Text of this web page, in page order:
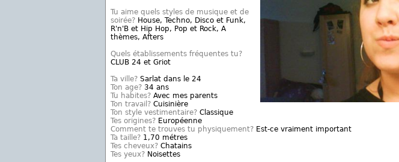
Tu aime quels styles de musique et de
soirée? House, Techno, Disco et Funk,
R'n'B et Hip Hop, Pop et Rock, A
thèmes, Afters
Quels établissements fréquentes tu?
CLUB 24 et Griot
Ta ville? Sarlat dans le 24
Ton age? 34 ans
Tu habites? Avec mes parents
Ton travail? Cuisinière
Ton style vestimentaire? Classique
Tes origines? Européenne
Comment te trouves tu physiquement? Est-ce vraiment important
Ta taille? 1,70 métres
Tes cheveux? Chatains
Tes yeux? Noisettes